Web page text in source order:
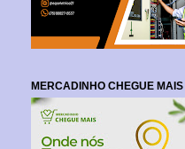
MERCADINHO CHEGUE MAIS